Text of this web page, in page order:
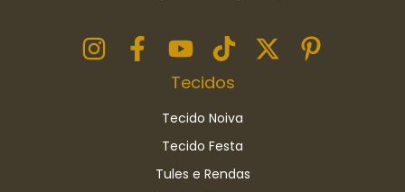
Tecidos
Tecido Noiva
Tecido Festa
Tules e Rendas